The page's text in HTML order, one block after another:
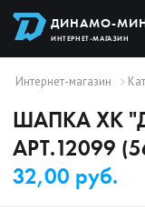
ДИНАМО-
ИНТЕРНЕТ-МАГАЗИН
Интернет-магазин
ШАПКА ХК
АРТ.12099
32,00 руб.